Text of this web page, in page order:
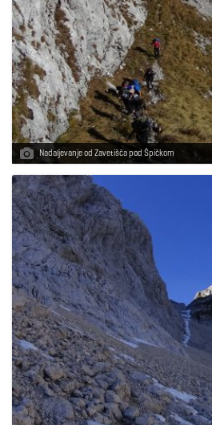
Nadaljevanje od Zavetišča pod Špičkom